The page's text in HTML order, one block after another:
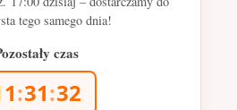
tego samego dnia!
czas
:31:32